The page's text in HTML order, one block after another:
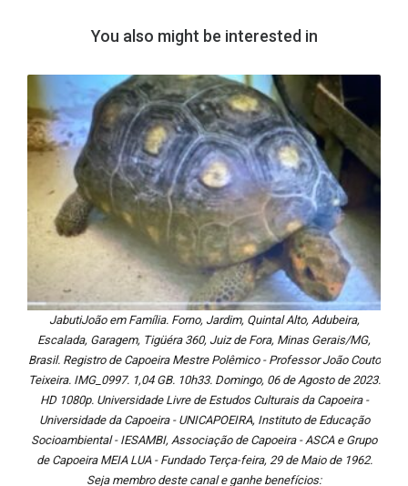
You also might be interested in
JabutiJoão em Família. Forno, Jardim, Quintal Alto, Adubeira,
Escalada, Garagem, Tigüéra 360, Juiz de Fora, Minas Gerais/MG,
Brasil. Registro de Capoeira Mestre Polêmico - Professor João Couto
Teixeira. IMG_0997. 1,04 GB. 10h33. Domingo, 06 de Agosto de 2023.
HD 1080p. Universidade Livre de Estudos Culturais da Capoeira -
Universidade da Capoeira - UNICAPOEIRA, Instituto de Educação
Socioambiental - IESAMBI, Associação de Capoeira - ASCA e Grupo
de Capoeira MEIA LUA - Fundado Terça-feira, 29 de Maio de 1962.
Seja membro deste canal e ganhe benefícios: